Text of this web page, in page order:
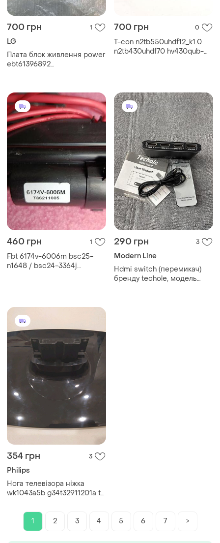
700 грн 1
LG
Плата блок живлення power
ebt61396892
700 грн 0
T-con n2tb550uhdf12_k1.0
n2tb430uhdf70 hv430qub-
460 грн 1
Fbt 6174v-6006m bsc25-
n1648 / bsc24-3364j
290 грн 3
Modern Line
Hdmi switch (перемикач)
бренду techole, модель
354 грн 3
Philips
Нога телевізора ніжка
wk1043a5b g34t32911201a tv
1 2 3 4 5 6 7 >